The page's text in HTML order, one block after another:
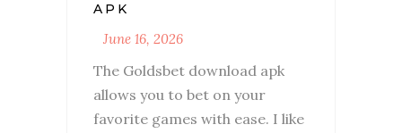
APK
June 16, 2026
The Goldsbet download apk
allows you to bet on your
favorite games with ease. I like